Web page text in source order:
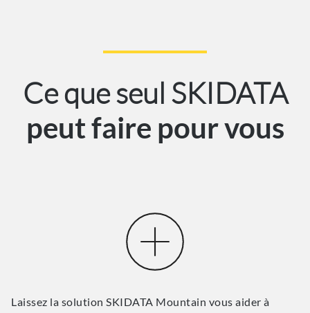
Ce que seul SKIDATA
peut faire pour vous
Laissez la solution SKIDATA Mountain vous aider à